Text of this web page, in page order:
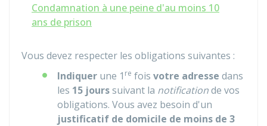
Condamnation à une peine d'au moins 10
ans de prison
Vous devez respecter les obligations suivantes :
Indiquer une 1 re fois votre adresse dans
les 15 jourssuivant la notificationde vos
obligations. Vous avez besoin d'un
justificatif de domicile de moins de 3